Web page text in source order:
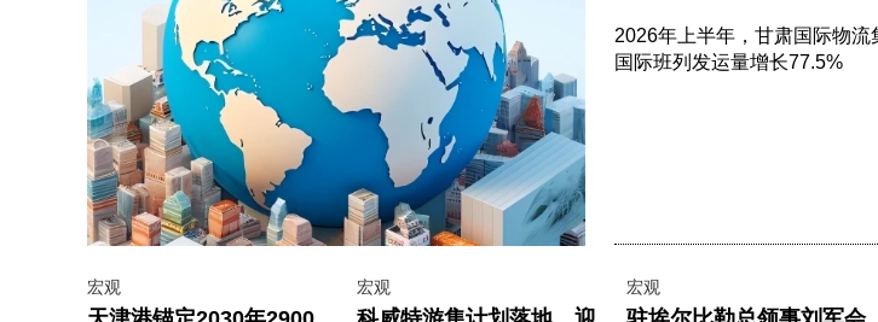
2026年上半年，甘肃国际物流
国际班列发运量增长77.5%
宏观 宏观 宏观